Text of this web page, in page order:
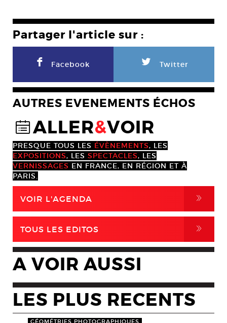
Partager l'article sur :
F Facebook L Twitter
AUTRES EVENEMENTS ÉCHOS
@ALLER&VOIR
PRESQUE TOUS LES ÉVÈNEMENTS, LES
EXPOSITIONS, LES SPECTACLES, LES
VERNISSAGES EN FRANCE, EN RÉGION ET À
PARIS.
VOIR L'AGENDA ,
TOUS LES EDITOS ,
A VOIR AUSSI
LES PLUS RECENTS
GÉOMÉTRIES PHOTOGRAPHIQUES